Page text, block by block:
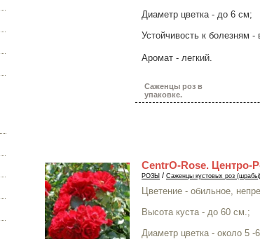
Диаметр цветка - до 6 см;
Устойчивость к болезням
Аромат - легкий.
Саженцы роз в
упаковке.
CentrO-Rose. Центро-
РОЗЫ / Саженцы кустовых роз (шрабы)
Цветение - обильное,
Высота куста - до 60 см.;
Диаметр цветка - около 5 -